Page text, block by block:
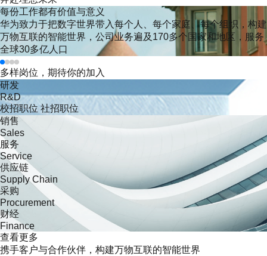
每份工作都有价值与意义
华为致力于把数字世界带入每个人、每个家庭、每个组织，构建
万物互联的智能世界，公司业务遍及170多个国家和地区，服务
全球30多亿人口
多样岗位 ，期待你的加入
研发
R&D
校招职位社招职位
销售
Sales
服务
Service
供应链
Supply Chain
采购
Procurement
财经
Finance
查看更多
携手客户与合作伙伴， 构建万物互联的智能世界